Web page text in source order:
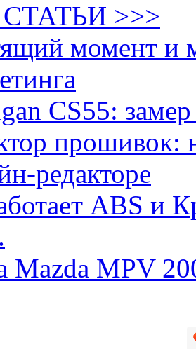
>>>
момент и
CS55:
прошивок:
редакторе
ABS и
Mazda MPV